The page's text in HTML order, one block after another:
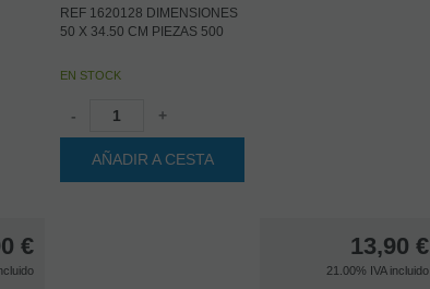
€
REF 1620128 DIMENSIONES
50 X 34.50 CM PIEZAS 500
EN STOCK
- +
AÑADIR A CESTA
13,90 €
21.00% IVA incluido